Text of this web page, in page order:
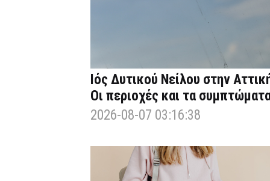
Ιός Δυτικού Νείλου στην
Οι περιοχές και τα
2026-08-07 03:16:38